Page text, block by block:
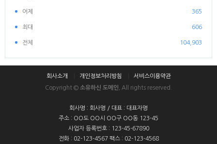
어제 365
최대 606
전체 104,903
회사소개 개인정보처리방침
서비스이용약관
Copyright © 소유하신 도메인. All rights reserved.
회사명 : 회사명 / 대표 : 대표자명
주소 : OO도 OO시 OO구 OO동 123-45
사업자 등록번호 : 123-45-67890
전화 : 02-123-4567 팩스 : 02-123-4568